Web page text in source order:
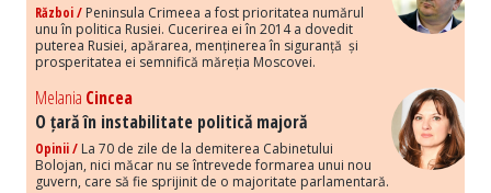
Război / Peninsula Crimeea a fost prioritatea numărul
unu în politica Rusiei. Cucerirea ei în 2014 a dovedit
puterea Rusiei, apărarea, menținerea în siguranță și
prosperitatea ei semnifică măreția Moscovei.
Melania Cincea
O țară în instabilitate politică majoră
Opinii / La 70 de zile de la demiterea Cabinetului
Bolojan, nici măcar nu se întrevede formarea unui nou
guvern, care să fie sprijinit de o majoritate parlamentară.